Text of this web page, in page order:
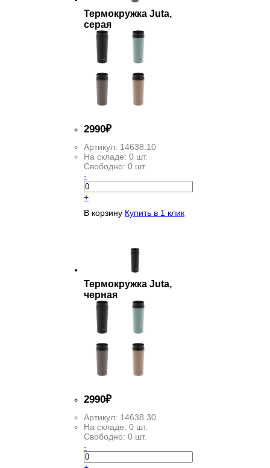
Термокружка Juta,
серая
2990₽
Артикул: 14638.10
На складе: 0 шт.
Свободно: 0 шт.
-
+
В корзину Купить в 1 клик
Термокружка Juta,
черная
2990₽
Артикул: 14638.30
На складе: 0 шт.
Свободно: 0 шт.
-